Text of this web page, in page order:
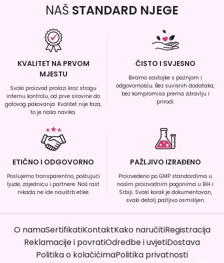
NAŠ STANDARD NJEGE
KVALITET NA PRVOM
MJESTU
Svaki proizvod prolazi kroz strogu
internu kontrolu, od prve sirovine do
gotovog pakovanja. Kvalitet nije faza,
to je naša navika.
ČISTO I SVJESNO
Biramo sastojke s pažnjom i
odgovornošću. Bez suvišnih dodataka,
bez kompromisa prema zdravlju i
prirodi.
ETIČNO I ODGOVORNO
Poslujemo transparentno, poštujući
ljude, zajednicu i partnere. Naš rast
nikada ne ide nauštrb etike.
PAŽLJIVO IZRAĐENO
Proizvedeno po GMP standardima u
našim proizvodnim pogonima u BiH i
Srbiji. Svaki korak je dokumentovan,
svaki detalj pažljivo osmišljen.
O namaSertifikatiKontaktKako naručitiRegistracija
Reklamacije i povratiOdredbe i uvjetiDostava
Politika o kolačićimaPolitika privatnosti